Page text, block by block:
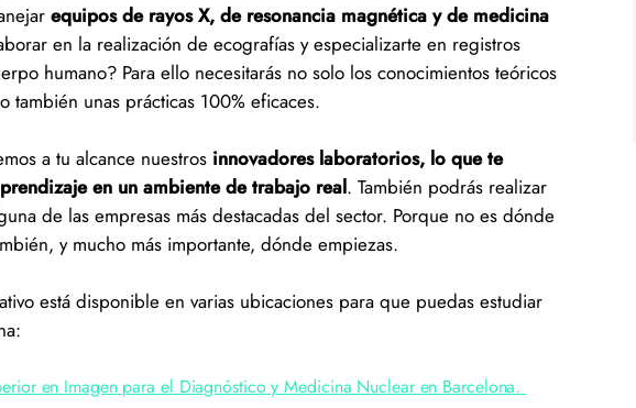
equipos de rayos X, de resonancia magnética y de medicina
en la realización de ecografías y especializarte en registros
humano? Para ello necesitarás no solo los conocimientos teóricos
también unas prácticas 100% eficaces.
a tu alcance nuestros innovadores laboratorios, lo que te
en un ambiente de trabajo real. También podrás realizar
de las empresas más destacadas del sector. Porque no es dónde
y mucho más importante, dónde empiezas.
está disponible en varias ubicaciones para que puedas estudiar
en Imagen para el Diagnóstico y Medicina Nuclear en Barcelona.